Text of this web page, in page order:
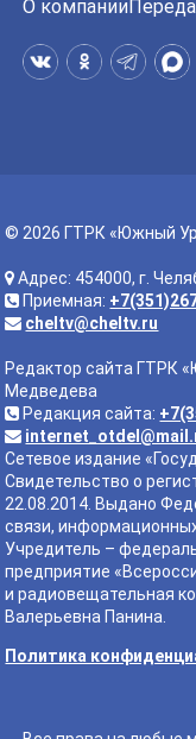
О компании
© 2026 ГТРК «Южный
Адрес: 454000, г.
Приемная:
cheltv@cheltv.ru
Редактор сайта ГТРК
Медведева
Редакция сайта:
Сетевое издание
Свидетельство о
22.08.2014. Выдано
связи,
Учредитель –
предприятие
и радиовещательная
Валерьевна Панина.
Политика